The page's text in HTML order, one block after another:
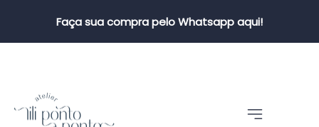
Faça sua compra pelo Whatsapp aqui!